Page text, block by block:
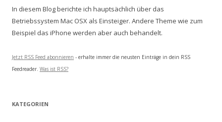
In diesem Blog berichte ich hauptsächlich über das
Betriebssystem Mac OSX als Einsteiger. Andere Theme wie zum
Beispiel das iPhone werden aber auch behandelt.
Jetzt RSS Feed abonnieren - erhalte immer die neusten Einträge in dein RSS
Feedreader. Was ist RSS?
KATEGORIEN